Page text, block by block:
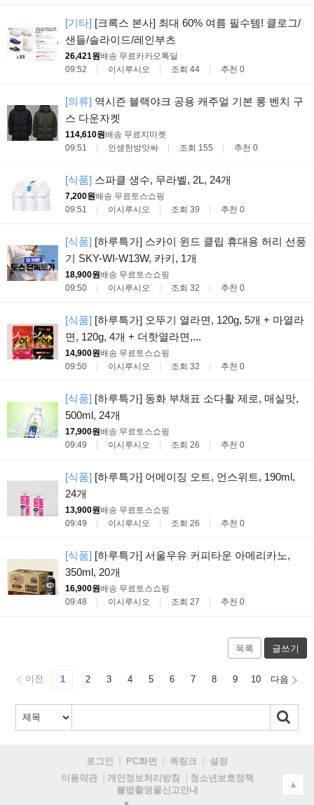
[기타] [크록스 본사] 최대 60% 여름 필수템! 클로그/
샌들/슬라이드/레인부츠
26,421원배송 무료카카오톡딜
09:52
이시루시오 조회 44 추천 0
[의류] 역시즌 블랙야크 공용 캐주얼 기본 롱 벤치 구
스 다운자켓
114,610원배송 무료지마켓
09:51
인생한방앗싸 조회 155 추천 0
[식품] 스파클 생수, 무라벨, 2L, 24개
7,200원배송 무료토스쇼핑
09:51
이시루시오 조회 39 추천 0
[식품] [하루특가] 스카이 윈드 클립 휴대용 허리 선풍
기 SKY-WI-W13W, 카키, 1개
18,900원배송 무료토스쇼핑
09:50
이시루시오 조회 32 추천 0
[식품] [하루특가] 오뚜기 열라면, 120g, 5개 + 마열라
면, 120g, 4개 + 더핫열라면,...
14,900원배송 무료토스쇼핑
09:50
이시루시오 조회 32 추천 0
[식품] [하루특가] 동화 부채표 소다활 제로, 매실맛,
500ml, 24개
17,900원배송 무료토스쇼핑
09:49
이시루시오 조회 26 추천 0
[식품] [하루특가] 어메이징 오트, 언스위트, 190ml,
24개
13,900원배송 무료토스쇼핑
09:49
이시루시오 조회 26 추천 0
[식품] [하루특가] 서울우유 커피타운 아메리카노,
350ml, 20개
16,900원배송 무료토스쇼핑
09:48
이시루시오 조회 27 추천 0
목록 글쓰기
이전 1 2 3 4 5 6 7 8 9 10 다음
로그인 PC화면 퀵링크
설정
이용약관
개인정보처리방침
청소년보호정책
불법촬영물신고안내
▲